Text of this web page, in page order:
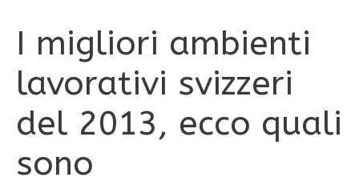
I migliori ambienti
lavorativi svizzeri
del 2013, ecco quali
sono